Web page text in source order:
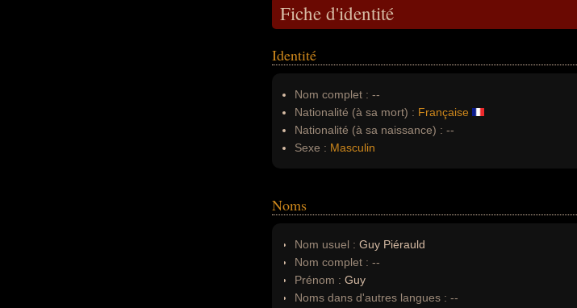
Fiche d'identité
Identité
Nom complet : --
Nationalité (à sa mort) : Française
Nationalité (à sa naissance) : --
Sexe : Masculin
Noms
Nom usuel : Guy Piérauld
Nom complet : --
Prénom : Guy
Noms dans d'autres langues : --